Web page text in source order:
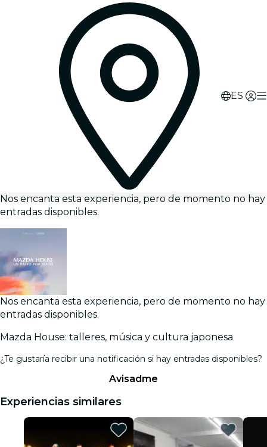
ES
Nos encanta esta experiencia, pero de momento no hay
entradas disponibles.
Nos encanta esta experiencia, pero de momento no hay
entradas disponibles.
Mazda House: talleres, música y cultura japonesa
¿Te gustaría recibir una notificación si hay entradas disponibles?
Avisadme
Experiencias similares